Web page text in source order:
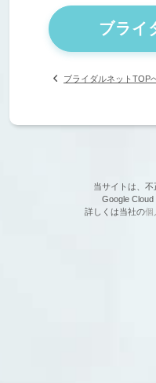
ブライ
ブライダルネットTOP
当サイトは、
Google Cloud
詳しくは当社の個